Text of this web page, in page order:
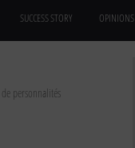
SUCCESS STORY OPINIONS
personnalités